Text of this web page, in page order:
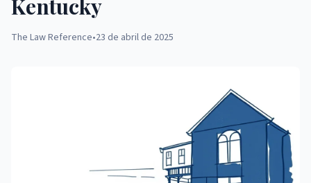
Kentucky
The Law Reference•23 de abril de 2025